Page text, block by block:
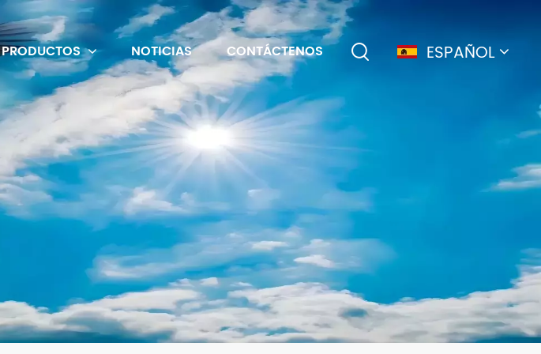
PRODUCTOS NOTICIAS CONTÁCTENOS ESPAÑOL
español
português